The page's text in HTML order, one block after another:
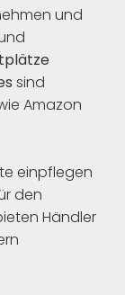
und
sind
Amazon
einpflegen
den
Händler